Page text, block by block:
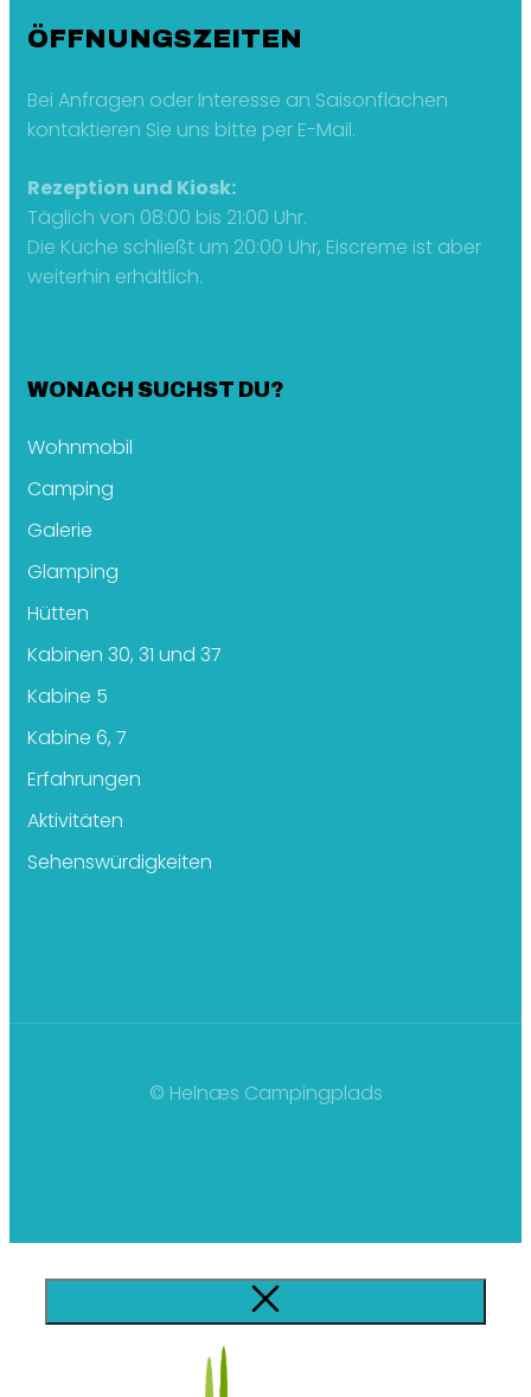
ÖFFNUNGSZEITEN
Bei Anfragen oder Interesse an Saisonflächen
kontaktieren Sie uns bitte per E-Mail.
Rezeption und Kiosk:
Täglich von 08:00 bis 21:00 Uhr.
Die Küche schließt um 20:00 Uhr, Eiscreme ist aber
weiterhin erhältlich.
WONACH SUCHST DU?
Wohnmobil
Camping
Galerie
Glamping
Hütten
Kabinen 30, 31 und 37
Kabine 5
Kabine 6, 7
Erfahrungen
Aktivitäten
Sehenswürdigkeiten
© Helnæs Campingplads